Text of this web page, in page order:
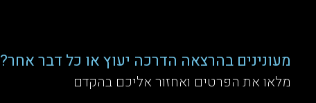
מעונינים בהרצאה הדרכה יעוץ או כל דבר אחר?
מלאו את הפרטים ואחזור אליכם בהקדם